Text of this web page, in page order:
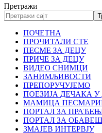
Претражи
ПОЧЕТНА
ПРОЧИТАЛИ СТЕ
ПЕСМЕ ЗА ДЕЦУ
ПРИЧЕ ЗА ДЕЦУ
ВИДЕО СНИМЦИ
ЗАНИМЉИВОСТИ
ПРЕПОРУЧУЈЕМО
ПОЕЗИЈА ДЕЧАКА
МАМИЦА
ПОРТАЛ ЗА
ПОРТАЛ ЗА
ЗМАЈЕВ ИНТЕРВЈУ